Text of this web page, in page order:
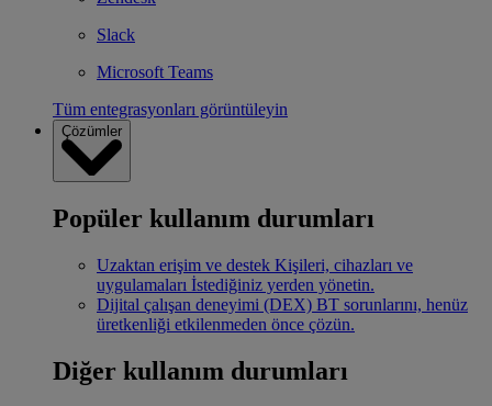
Slack
Microsoft Teams
Tüm entegrasyonları görüntüleyin
Çözümler
Popüler kullanım durumları
Uzaktan erişim ve destek Kişileri, cihazları ve
uygulamaları İstediğiniz yerden yönetin.
Dijital çalışan deneyimi (DEX) BT sorunlarını, henüz
üretkenliği etkilenmeden önce çözün.
Diğer kullanım durumları